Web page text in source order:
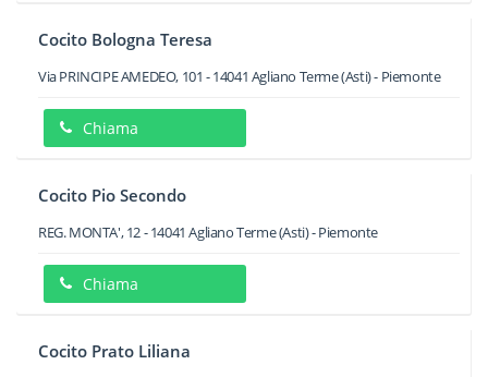
Cocito Bologna Teresa
Via PRINCIPE AMEDEO, 101 -14041 Agliano Terme(Asti) - Piemonte
Chiama
Cocito Pio Secondo
REG. MONTA', 12-14041 Agliano Terme(Asti) -Piemonte
Chiama
Cocito Prato Liliana